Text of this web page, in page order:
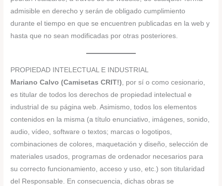
admisible en derecho y serán de obligado cumplimiento
durante el tiempo en que se encuentren publicadas en la web y
hasta que no sean modificadas por otras posteriores.
PROPIEDAD INTELECTUAL E INDUSTRIAL
Mariano Calvo (Camisetas CRIT!) , por sí o como cesionario,
es titular de todos los derechos de propiedad intelectual e
industrial de su página web. Asimismo, todos los elementos
contenidos en la misma (a título enunciativo, imágenes, sonido,
audio, vídeo, software o textos; marcas o logotipos,
combinaciones de colores, maquetación y diseño, selección de
materiales usados, programas de ordenador necesarios para
su correcto funcionamiento, acceso y uso, etc.) son titularidad
del Responsable. En consecuencia, dichas obras se